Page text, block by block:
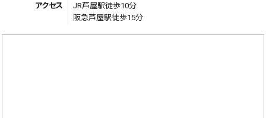
アクセス
JR芦屋駅徒歩10分
阪急芦屋駅徒歩15分